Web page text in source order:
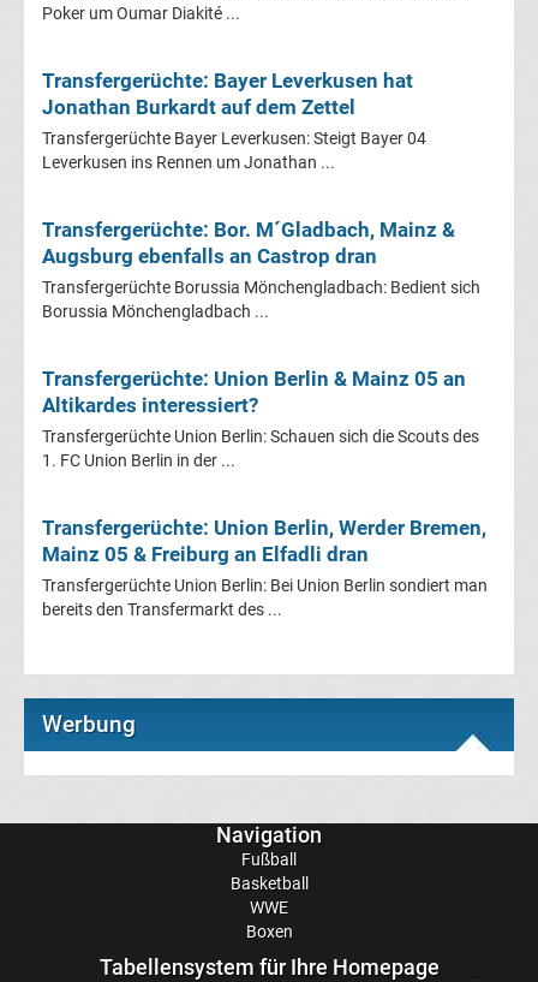
München
Transfergerüchte
Dortmund
Borussia
Mönchengladbach
Chemnitzer
FC
Braunschweig
Poker um Oumar Diakité ...
Transfergerüchte: Bayer Leverkusen hat
Jonathan Burkardt auf dem Zettel
Transfergerüchte Bayer Leverkusen: Steigt Bayer 04
Leverkusen ins Rennen um Jonathan ...
Transfergerüchte: Bor. M´Gladbach, Mainz &
Augsburg ebenfalls an Castrop dran
Transfergerüchte Borussia Mönchengladbach: Bedient sich
Borussia Mönchengladbach ...
Transfergerüchte: Union Berlin & Mainz 05 an
Altikardes interessiert?
Transfergerüchte Union Berlin: Schauen sich die Scouts des
1. FC Union Berlin in der ...
Transfergerüchte: Union Berlin, Werder Bremen,
Mainz 05 & Freiburg an Elfadli dran
Transfergerüchte Union Berlin: Bei Union Berlin sondiert man
bereits den Transfermarkt des ...
Werbung
Navigation
Fußball
Basketball
WWE
Boxen
Tabellensystem für Ihre Homepage